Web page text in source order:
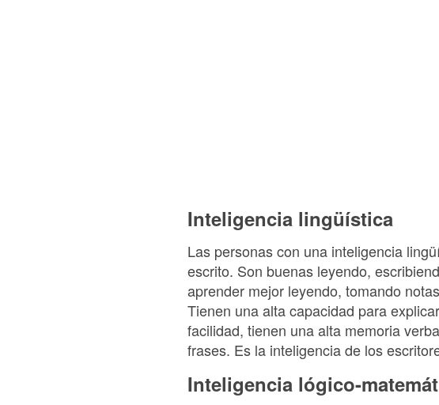
Inteligencia lingüística
Las personas con una inteligencia
escrito. Son buenas leyendo,
aprender mejor leyendo, tomando
Tienen una alta capacidad para
facilidad, tienen una alta memoria
frases. Es la inteligencia de los
Inteligencia lógico-